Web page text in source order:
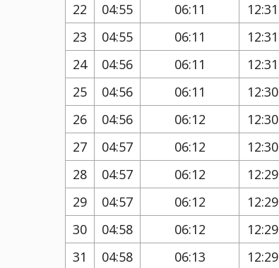
22
04:55 06:11 12:31
23
04:55 06:11 12:31
24
04:56 06:11 12:31
25
04:56 06:11 12:30
26
04:56 06:12 12:30
27
04:57 06:12 12:30
28
04:57 06:12 12:29
29
04:57 06:12 12:29
30
04:58 06:12 12:29
31
04:58 06:13 12:29